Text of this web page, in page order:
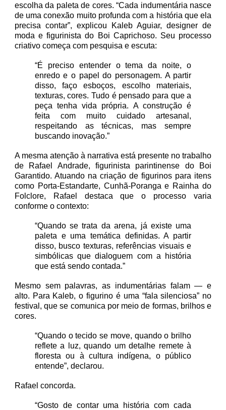
escolha da paleta de cores.“Cada indumentária nasce
de uma conexão muito profunda com a história que ela
precisa contar”, explicou Kaleb Aguiar, designer de
moda e figurinista do Boi Caprichoso. Seu processo
criativo começa com pesquisa e escuta:
“É preciso entender o tema da noite, o
enredo e o papel do personagem. A partir
disso, faço esboços, escolho materiais,
texturas, cores. Tudo é pensado para que a
peça tenha vida própria. A construção é
feita com muito cuidado artesanal,
respeitando as técnicas, mas sempre
buscando inovação.”
A mesma atenção à narrativa está presente no trabalho
de Rafael Andrade, figurinista parintinense do Boi
Garantido. Atuando na criação de figurinos para itens
como Porta-Estandarte, Cunhã-Poranga e Rainha do
Folclore, Rafael destaca que o processo varia
conforme o contexto:
“Quando se trata da arena, já existe uma
paleta e uma temática definidas. A partir
disso, busco texturas, referências visuais e
simbólicas que dialoguem com a história
que está sendo contada.”
Mesmo sem palavras, as indumentárias falam — e
alto. Para Kaleb, o figurino é uma “fala silenciosa” no
festival, que se comunica por meio de formas, brilhos e
cores.
“Quando o tecido se move, quando o brilho
reflete a luz, quando um detalhe remete à
floresta ou à cultura indígena, o público
entende”, declarou.
Rafael concorda.
“Gosto de contar uma história com cada